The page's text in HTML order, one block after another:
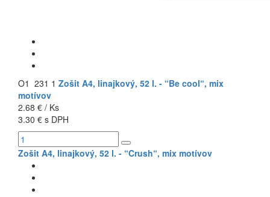
O1 231 1 Zošit A4, linajkový, 52 l. - “Be cool“, mix
motívov
2.68 € / Ks
3.30 € s DPH
Zošit A4, linajkový, 52 l. - “Crush“, mix motívov